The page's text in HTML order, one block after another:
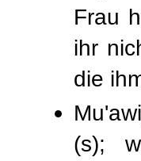
Frau
ihr
die
(s);